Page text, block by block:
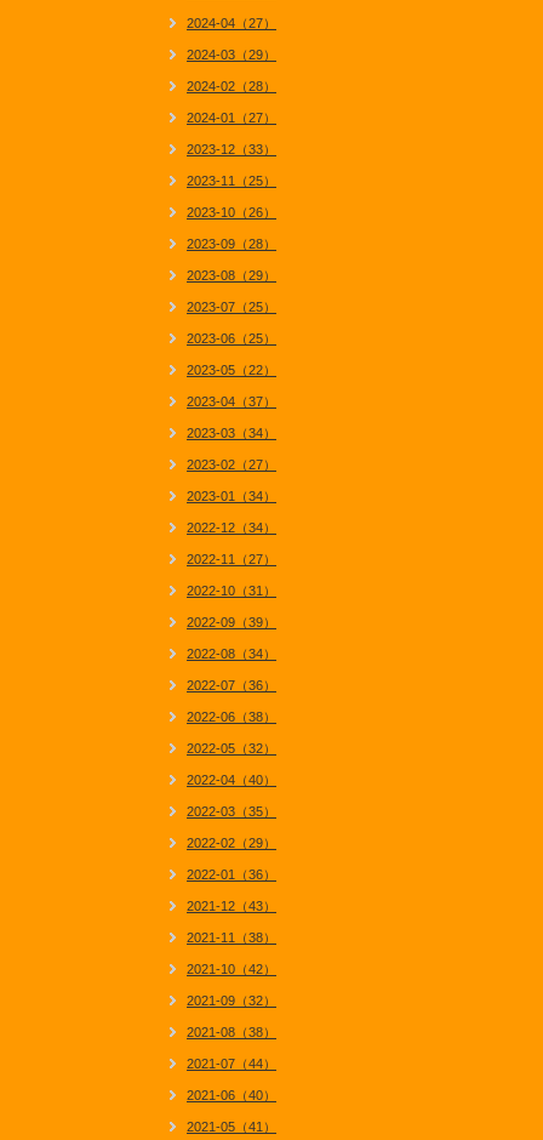
2024-04（27）
2024-03（29）
2024-02（28）
2024-01（27）
2023-12（33）
2023-11（25）
2023-10（26）
2023-09（28）
2023-08（29）
2023-07（25）
2023-06（25）
2023-05（22）
2023-04（37）
2023-03（34）
2023-02（27）
2023-01（34）
2022-12（34）
2022-11（27）
2022-10（31）
2022-09（39）
2022-08（34）
2022-07（36）
2022-06（38）
2022-05（32）
2022-04（40）
2022-03（35）
2022-02（29）
2022-01（36）
2021-12（43）
2021-11（38）
2021-10（42）
2021-09（32）
2021-08（38）
2021-07（44）
2021-06（40）
2021-05（41）